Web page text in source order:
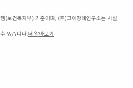
(보건복지부) 기준이며, (주)고이장례연구소는 시설
있습니다.더 알아보기